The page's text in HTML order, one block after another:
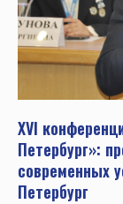
ХVI
Петербург»:
современных
Петербург